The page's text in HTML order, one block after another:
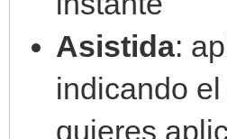
Asistida:
indicando
quieres